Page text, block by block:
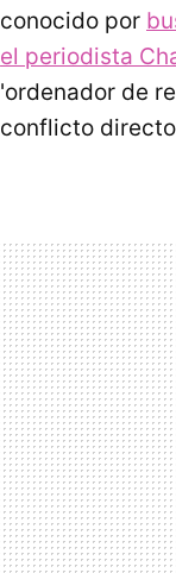
conocido por
el periodista
'ordenador de
conflicto